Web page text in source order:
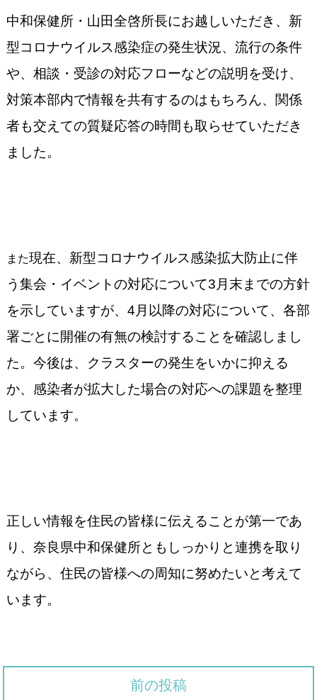
中和保健所・山田全啓所長にお越しいただき、新
型コロナウイルス感染症の発生状況、流行の条件
や、相談・受診の対応フローなどの説明を受け、
対策本部内で情報を共有するのはもちろん、関係
者も交えての質疑応答の時間も取らせていただき
ました。
また現在、新型コロナウイルス感染拡大防止に伴
う集会・イベントの対応について3月末までの方針
を示していますが、4月以降の対応について、各部
署ごとに開催の有無の検討することを確認しまし
た。今後は、クラスターの発生をいかに抑える
か、感染者が拡大した場合の対応への課題を整理
しています。
正しい情報を住民の皆様に伝えることが第一であ
り、奈良県中和保健所ともしっかりと連携を取り
ながら、住民の皆様への周知に努めたいと考えて
います。
前の投稿